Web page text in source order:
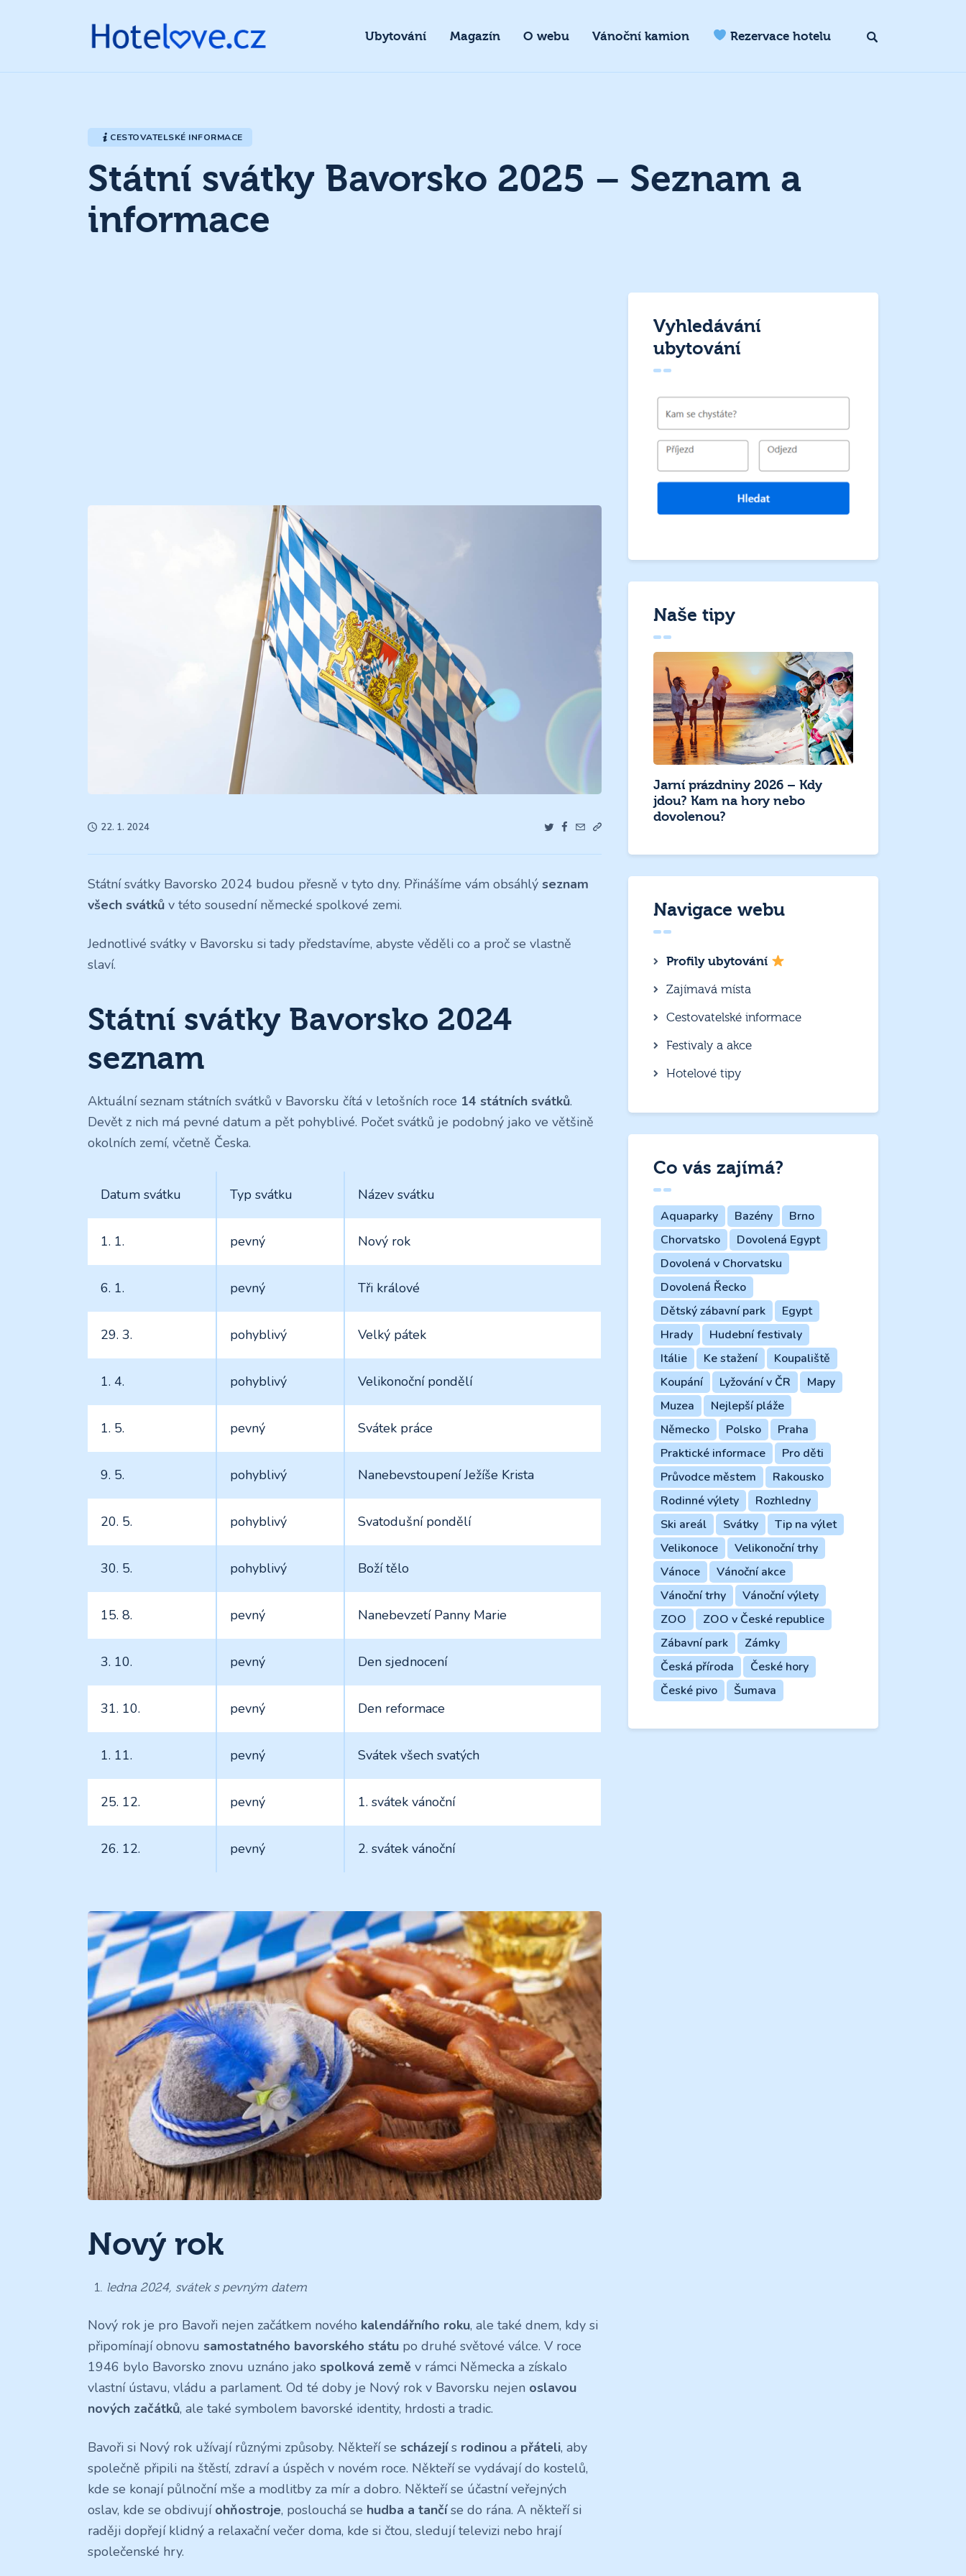
Ubytování Magazín O webu Vánoční kamion Rezervace hotelu
CESTOVATELSKÉ INFORMACE
Státní svátky Bavorsko 2025 – Seznam a
informace
22. 1. 2024
Státní svátky Bavorsko 2024 budou přesně v tyto dny. Přinášíme vám obsáhlý seznam
všech svátků v této sousední německé spolkové zemi.
Jednotlivé svátky v Bavorsku si tady představíme, abyste věděli co a proč se vlastně
slaví.
Státní svátky Bavorsko 2024
seznam
Aktuální seznam státních svátků v Bavorsku čítá v letošních roce 14 státních svátků.
Devět z nich má pevné datum a pět pohyblivé. Počet svátků je podobný jako ve většině
okolních zemí, včetně Česka.
Datum svátku Typ svátku Název svátku
1. 1. pevný Nový rok
6. 1. pevný Tři králové
29. 3. pohyblivý Velký pátek
1. 4. pohyblivý Velikonoční pondělí
1. 5. pevný Svátek práce
9. 5. pohyblivý Nanebevstoupení Ježíše Krista
20. 5. pohyblivý Svatodušní pondělí
30. 5. pohyblivý Boží tělo
15. 8. pevný Nanebevzetí Panny Marie
3. 10. pevný Den sjednocení
31. 10. pevný Den reformace
1. 11. pevný Svátek všech svatých
25. 12. pevný 1. svátek vánoční
26. 12. pevný 2. svátek vánoční
Nový rok
ledna 2024, svátek s pevným datem
Nový rok je pro Bavoři nejen začátkem nového kalendářního roku, ale také dnem, kdy si
připomínají obnovu samostatného bavorského státu po druhé světové válce. V roce
1946 bylo Bavorsko znovu uznáno jako spolková země v rámci Německa a získalo
vlastní ústavu, vládu a parlament. Od té doby je Nový rok v Bavorsku nejen oslavou
nových začátků, ale také symbolem bavorské identity, hrdosti a tradic.
Bavoři si Nový rok užívají různými způsoby. Někteří se scházejís rodinou a přáteli, aby
společně připili na štěstí, zdraví a úspěch v novém roce. Někteří se vydávají do kostelů,
kde se konají půlnoční mše a modlitby za mír a dobro. Někteří se účastní veřejných
oslav, kde se obdivují ohňostroje, poslouchá se hudba a tančíse do rána. A někteří si
raději dopřejí klidný a relaxační večer doma, kde si čtou, sledují televizi nebo hrají
společenské hry.
Vyhledávání
ubytování
Naše tipy
Jarní prázdniny 2026 – Kdy
jdou? Kam na hory nebo
dovolenou?
Navigace webu
Profily ubytování
Zajímavá místa
Cestovatelské informace
Festivaly a akce
Hotelové tipy
Co vás zajímá?
Aquaparky Bazény
Brno
Chorvatsko
Dovolená Egypt
Dovolená v Chorvatsku
Dovolená Řecko
Dětský zábavní park
Egypt
Hrady
Hudební festivaly
Itálie
Ke stažení
Koupaliště
Koupání
Lyžování v ČR
Mapy
Muzea
Nejlepší pláže
Německo
Polsko
Praha
Praktické informace
Pro děti
Průvodce městem
Rakousko
Rodinné výlety
Rozhledny
Ski areál
Svátky
Tip na výlet
Velikonoce
Velikonoční trhy
Vánoce
Vánoční akce
Vánoční trhy
Vánoční výlety
ZOO
ZOO v České republice
Zábavní park
Zámky
Česká příroda
České hory
České pivo
Šumava